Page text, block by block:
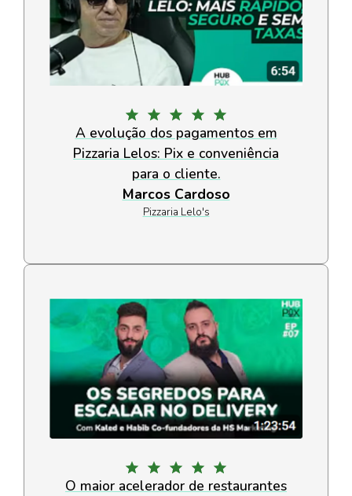
A evolução dos pagamentos em
Pizzaria Lelos: Pix e conveniência
para o cliente.
Marcos Cardoso
Pizzaria Lelo's
O maior acelerador de restaurantes